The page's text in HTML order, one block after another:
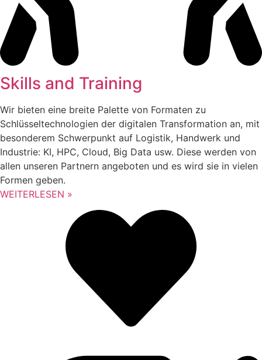
Skills and Training
Wir bieten eine breite Palette von Formaten zu
Schlüsseltechnologien der digitalen Transformation an, mit
besonderem Schwerpunkt auf Logistik, Handwerk und
Industrie: KI, HPC, Cloud, Big Data usw. Diese werden von
allen unseren Partnern angeboten und es wird sie in vielen
Formen geben.
WEITERLESEN »